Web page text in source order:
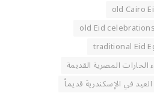
old Cairo
old Eid celebrations
traditional Eid
الحارات المصرية القديمة
العيد في الإسكندرية قديماً